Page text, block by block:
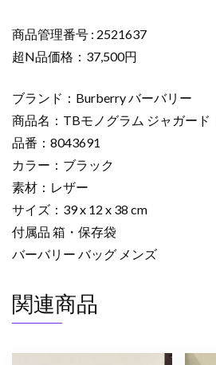
グ
8043691
ラ
ク
バ
ー
バ
リ
ー
ト
ー
バ
ッ
商品管理番号 : 2521637
超N品価格：37,500円
ブランド：Burberry バーバリー
商品名：TBモノグラム ジャガード
品番：8043691
カラー：ブラック
素材：レザー
サイズ：39 x 12 x 38 cm
付属品 箱・保存袋
バーバリー バッグ メンズ
関連商品